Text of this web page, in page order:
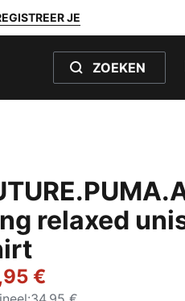
JE
ZOEKEN
relaxed
€